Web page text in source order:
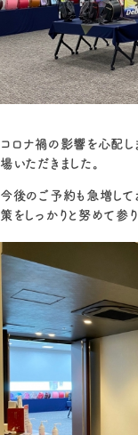
コロナ禍の影響を心配し
場いただきました。
今後のご予約も急増して
策をしっかりと努めて参り